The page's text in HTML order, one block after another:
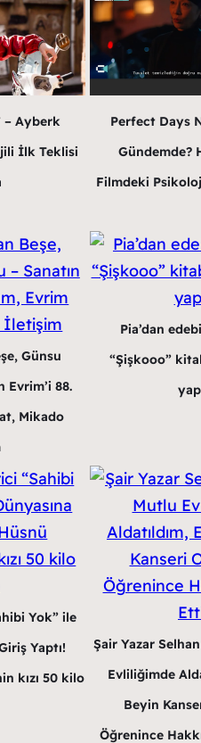
– Ayberk
İlk Teklisi
Perfect Days
Gündemde?
Filmdeki
Günsu
Evrim’i 88.
Mikado
Pia’dan
“Şişkooo”
Yok” ile
Yaptı!
kızı 50 kilo
Şair Yazar
Evliliğimde
Beyin
Öğrenince